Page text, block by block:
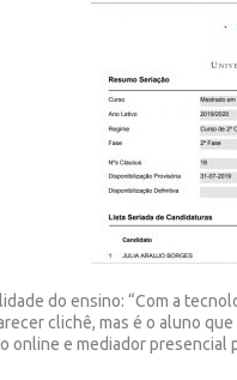
do ensino: “Com a
clichê, mas é o aluno
online e mediador presencial